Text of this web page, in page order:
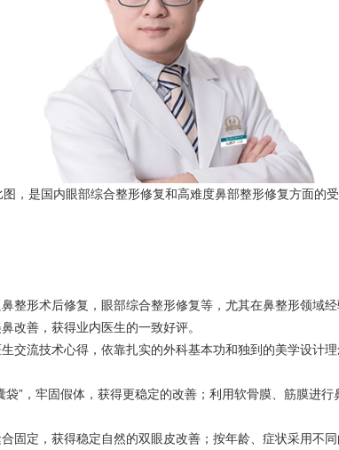
，是国内眼部综合整形修复和高难度鼻部整形修复方面的受
整形术后修复，眼部综合整形修复等，尤其在鼻整形领域
改善，获得业内医生的一致好评。
交流技术心得，依靠扎实的外科基本功和独到的美学设计
”，牢固假体，获得更稳定的改善；利用软骨膜、筋膜进
固定，获得稳定自然的双眼皮改善；按年龄、症状采用不